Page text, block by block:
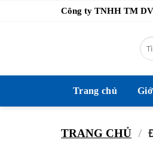
Công ty TNHH TM
Tìm
Trang chủ
TRANG CHỦ /